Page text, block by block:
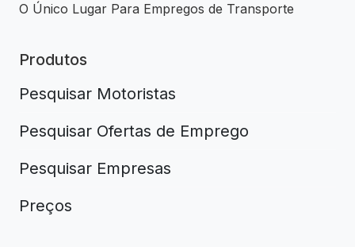
O Único Lugar Para Empregos de Transporte
Produtos
Pesquisar Motoristas
Pesquisar Ofertas de Emprego
Pesquisar Empresas
Preços